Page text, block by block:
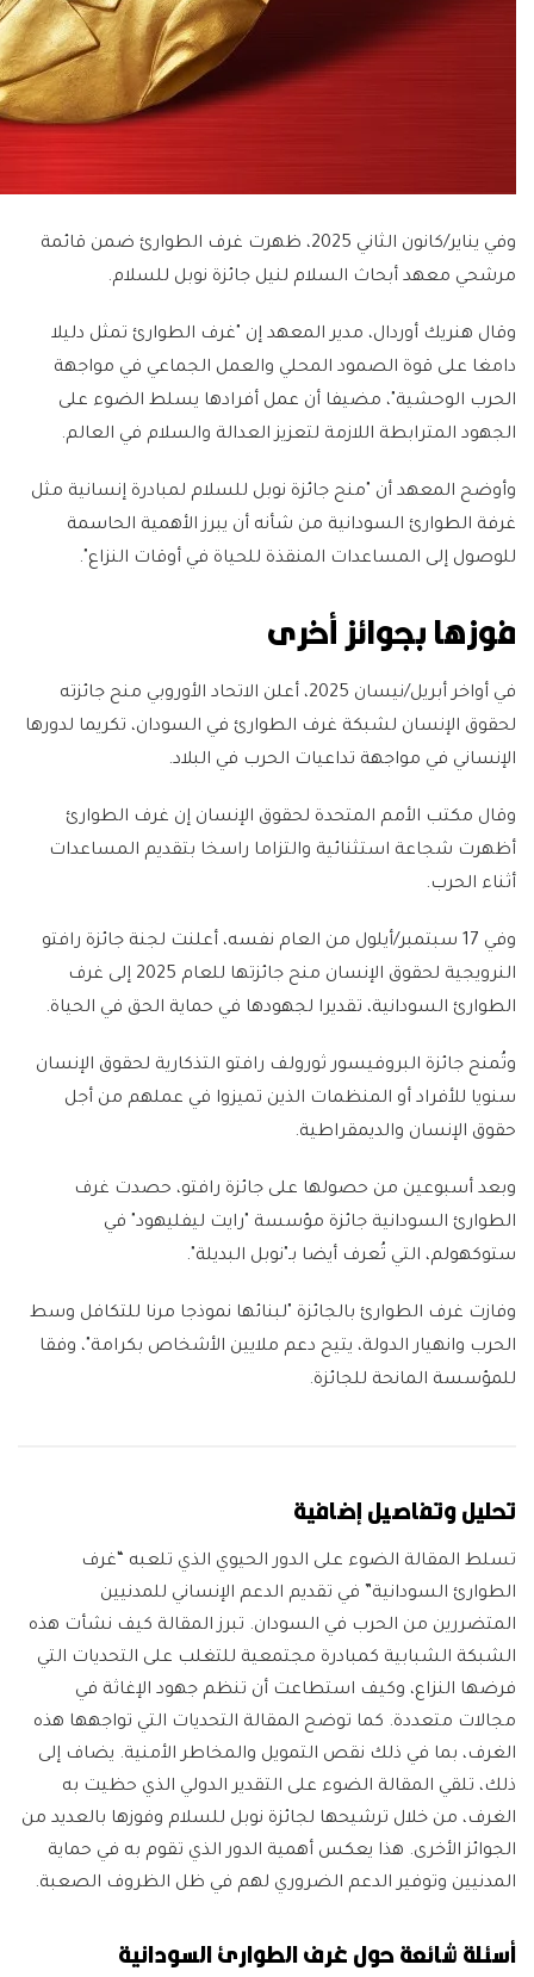
وفي يناير/كانون الثاني 2025، ظهرت غرف الطوارئ ضمن قائمة
مرشحي معهد أبحاث السلام لنيل جائزة نوبل للسلام.
وقال هنريك أوردال، مدير المعهد إن "غرف الطوارئ تمثل دليلا
دامغا على قوة الصمود المحلي والعمل الجماعي في مواجهة
الحرب الوحشية"، مضيفا أن عمل أفرادها يسلط الضوء على
الجهود المترابطة اللازمة لتعزيز العدالة والسلام في العالم.
وأوضح المعهد أن "منح جائزة نوبل للسلام لمبادرة إنسانية مثل
غرفة الطوارئ السودانية من شأنه أن يبرز الأهمية الحاسمة
للوصول إلى المساعدات المنقذة للحياة في أوقات النزاع".
فوزها بجوائز أخرى
في أواخر أبريل/نيسان 2025، أعلن الاتحاد الأوروبي منح جائزته
لحقوق الإنسان لشبكة غرف الطوارئ في السودان، تكريما لدورها
الإنساني في مواجهة تداعيات الحرب في البلاد.
وقال مكتب الأمم المتحدة لحقوق الإنسان إن غرف الطوارئ
أظهرت شجاعة استثنائية والتزاما راسخا بتقديم المساعدات
أثناء الحرب.
وفي 17 سبتمبر/أيلول من العام نفسه، أعلنت لجنة جائزة رافتو
النرويجية لحقوق الإنسان منح جائزتها للعام 2025 إلى غرف
الطوارئ السودانية، تقديرا لجهودها في حماية الحق في الحياة.
وتُمنح جائزة البروفيسور ثورولف رافتو التذكارية لحقوق الإنسان
سنويا للأفراد أو المنظمات الذين تميزوا في عملهم من أجل
حقوق الإنسان والديمقراطية.
وبعد أسبوعين من حصولها على جائزة رافتو، حصدت غرف
الطوارئ السودانية جائزة مؤسسة "رايت ليفليهود" في
ستوكهولم، التي تُعرف أيضا بـ"نوبل البديلة".
وفازت غرف الطوارئ بالجائزة "لبنائها نموذجا مرنا للتكافل وسط
الحرب وانهيار الدولة، يتيح دعم ملايين الأشخاص بكرامة"، وفقا
للمؤسسة المانحة للجائزة.
تحليل وتفاصيل إضافية
تسلط المقالة الضوء على الدور الحيوي الذي تلعبه “غرف
الطوارئ السودانية” في تقديم الدعم الإنساني للمدنيين
المتضررين من الحرب في السودان. تبرز المقالة كيف نشأت هذه
الشبكة الشبابية كمبادرة مجتمعية للتغلب على التحديات التي
فرضها النزاع، وكيف استطاعت أن تنظم جهود الإغاثة في
مجالات متعددة. كما توضح المقالة التحديات التي تواجهها هذه
الغرف، بما في ذلك نقص التمويل والمخاطر الأمنية. يضاف إلى
ذلك، تلقي المقالة الضوء على التقدير الدولي الذي حظيت به
الغرف، من خلال ترشيحها لجائزة نوبل للسلام وفوزها بالعديد من
الجوائز الأخرى. هذا يعكس أهمية الدور الذي تقوم به في حماية
المدنيين وتوفير الدعم الضروري لهم في ظل الظروف الصعبة.
أسئلة شائعة حول غرف الطوارئ السودانية